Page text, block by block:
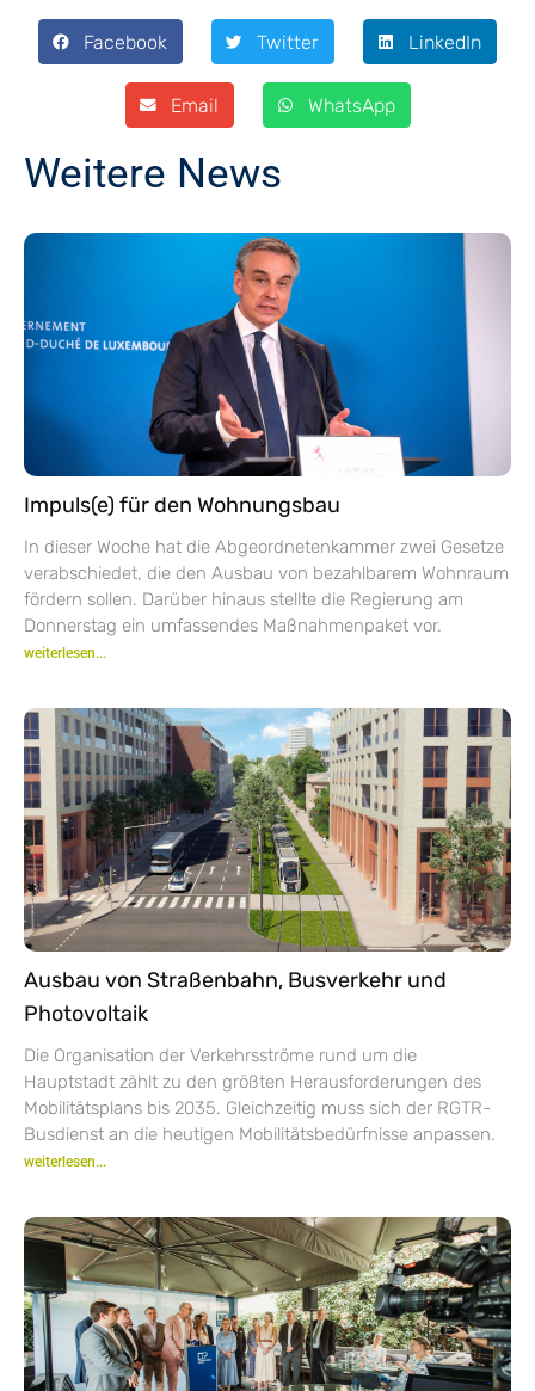
Facebook Twitter LinkedIn
Email WhatsApp
Weitere News
Impuls(e) für den Wohnungsbau
In dieser Woche hat die Abgeordnetenkammer zwei Gesetze
verabschiedet, die den Ausbau von bezahlbarem Wohnraum
fördern sollen. Darüber hinaus stellte die Regierung am
Donnerstag ein umfassendes Maßnahmenpaket vor.
weiterlesen...
Ausbau von Straßenbahn, Busverkehr und
Photovoltaik
Die Organisation der Verkehrsströme rund um die
Hauptstadt zählt zu den größten Herausforderungen des
Mobilitätsplans bis 2035. Gleichzeitig muss sich der RGTR-
Busdienst an die heutigen Mobilitätsbedürfnisse anpassen.
weiterlesen...